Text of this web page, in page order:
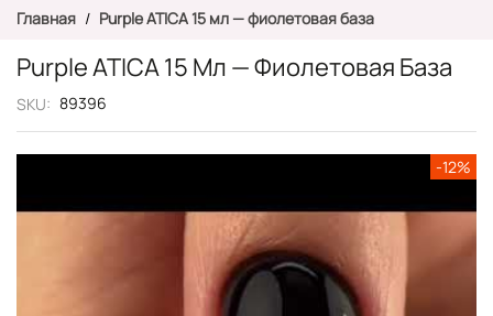
Главная Purple ATICA 15 мл — фиолетовая база
Purple ATICA 15 Мл — Фиолетовая База
SKU 89396
перейти
-12%